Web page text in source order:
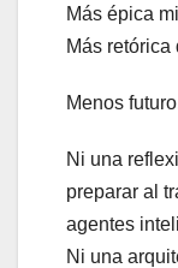
Más épica
Más retórica
Menos
Ni una
preparar al
agentes
Ni una